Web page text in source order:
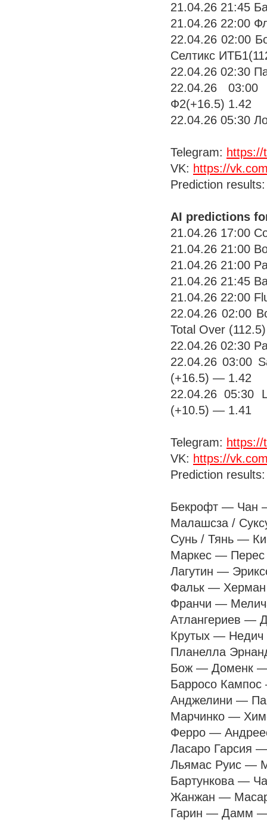
21.04.26 21:45
21.04.26 22:00
22.04.26 02:00
Селтикс
22.04.26 02:30
22.04.26
Ф2(+16.5) 1.42
22.04.26 05:30
Telegram: https://
VK: https://
Prediction
AI predictions
21.04.26 17:00
21.04.26 21:00
21.04.26 21:00
21.04.26 21:45
21.04.26 22:00
22.04.26 02:00
Total Over
22.04.26 02:30
22.04.26 03:00
(+16.5) — 1.42
22.04.26 05:30
(+10.5) — 1.41
Telegram: https://
VK: https://
Prediction
Бекрофт — Чан
Малашсза /
Сунь / Тянь —
Маркес —
Лагутин —
Фальк —
Франчи —
Атлангериев —
Крутых —
Планелла
Бож — Доменк —
Барросо
Анджелини —
Марчинко —
Ферро —
Ласаро Гарсия
Льямас Руис —
Бартункова —
Жанжан —
Гарин — Дамм —